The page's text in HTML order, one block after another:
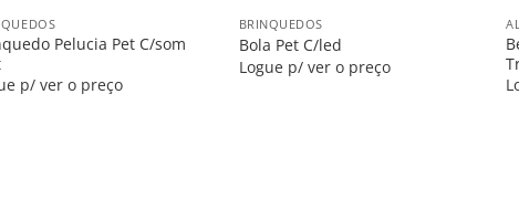
Pelucia Pet C/som
p/ ver o preço
BRINQUEDOS
Bola Pet C/led
Logue p/ ver o preço